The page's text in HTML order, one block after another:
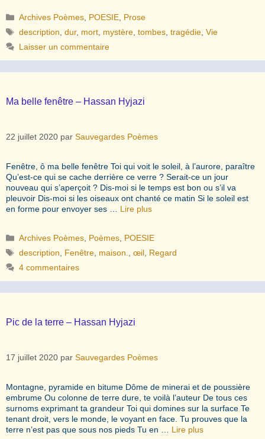
Catégories
Archives Poèmes POESIE Prose
Étiquettes
description ,dur, mort mystère ,tombes ,tragédie ,Vie
Laisser un commentaire
Ma belle fenêtre – Hassan Hyjazi
22 juillet 2020 par Sauvegardes Poèmes
Fenêtre, ô ma belle fenêtre Toi qui voit le soleil, à l’aurore, paraître
Qu’est-ce qui se cache derrière ce verre ? Serait-ce un jour
nouveau qui s’aperçoit ? Dis-moi si le temps est bon ou s’il va
pleuvoir Dis-moi si les oiseaux ont chanté ce matin Si le soleil est
en forme pour envoyer ses … Lire plus
Catégories
Archives Poèmes Poèmes POESIE
Étiquettes
description Fenêtre maison. ,œil Regard
4 commentaires
Pic de la terre – Hassan Hyjazi
17 juillet 2020 par Sauvegardes Poèmes
Montagne, pyramide en bitume Dôme de minerai et de poussière
embrume Ou colonne de terre dure, te voilà l’auteur De tous ces
surnoms exprimant ta grandeur Toi qui domines sur la surface Te
tenant droit, vers le monde, le voyant en face. Tu prouves que la
terre n’est pas que sous nos pieds Tu en … Lire plus